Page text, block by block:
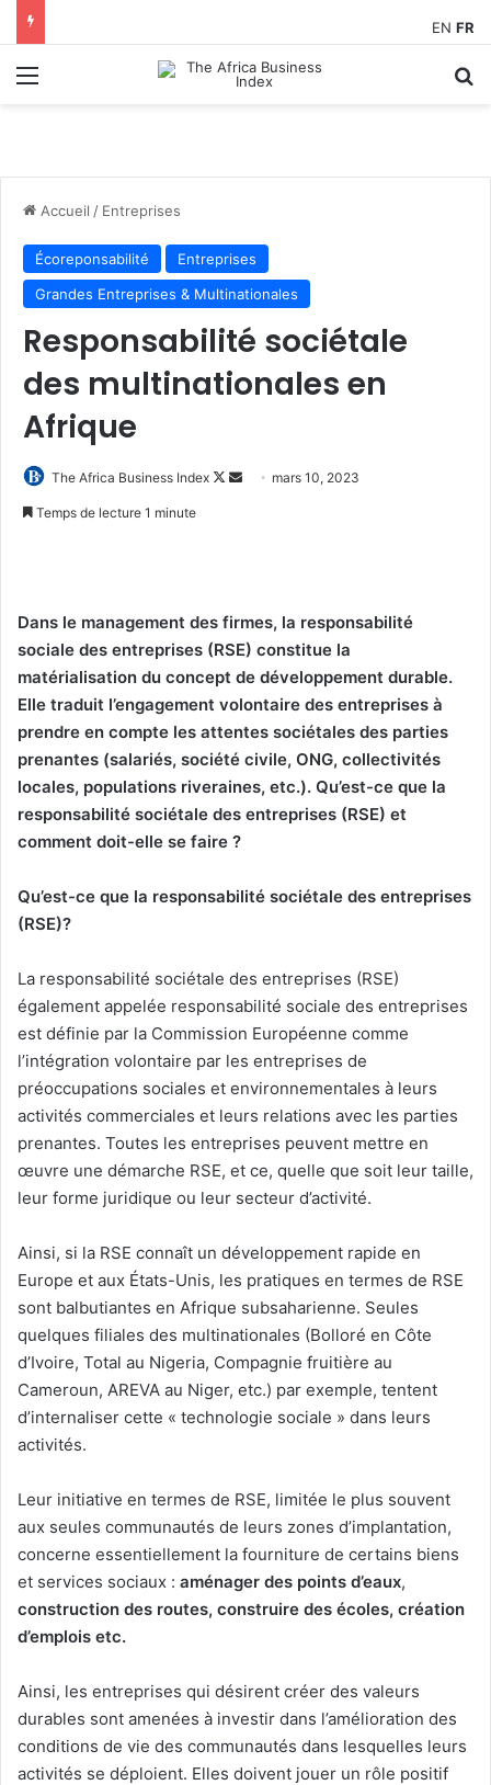
Menu
Accueil / Entreprises
Écoreponsabilité
Entreprises
Grandes Entreprises & Multinationales
Responsabilité sociétale
des multinationales en
Afrique
The Africa Business Index
Follow
Envoyermars 10, 2023
Temps de lecture 1 minute
Dans le management des firmes, la responsabilité
sociale des entreprises (RSE) constitue la
matérialisation du concept de développement durable.
Elle traduit l’engagement volontaire des entreprises à
prendre en compte les attentes sociétales des parties
prenantes (salariés, société civile, ONG, collectivités
locales, populations riveraines, etc.). Qu’est-ce que la
responsabilité sociétale des entreprises (RSE) et
comment doit-elle se faire ?
Qu’est-ce que la responsabilité sociétale des entreprises
(RSE)?
La responsabilité sociétale des entreprises (RSE)
également appelée responsabilité sociale des entreprises
est définie par la Commission Européenne comme
l’intégration volontaire par les entreprises de
préoccupations sociales et environnementales à leurs
activités commerciales et leurs relations avec les parties
prenantes. Toutes les entreprises peuvent mettre en
œuvre une démarche RSE, et ce, quelle que soit leur taille,
leur forme juridique ou leur secteur d’activité.
Ainsi, si la RSE connaît un développement rapide en
Europe et aux États-Unis, les pratiques en termes de RSE
sont balbutiantes en Afrique subsaharienne. Seules
quelques filiales des multinationales (Bolloré en Côte
d’Ivoire, Total au Nigeria, Compagnie fruitière au
Cameroun, AREVA au Niger, etc.) par exemple, tentent
d’internaliser cette « technologie sociale » dans leurs
activités.
Leur initiative en termes de RSE, limitée le plus souvent
aux seules communautés de leurs zones d’implantation,
concerne essentiellement la fourniture de certains biens
et services sociaux : aménager des points d’eaux,
construction des routes, construire des écoles, création
d’emplois etc.
Ainsi, les entreprises qui désirent créer des valeurs
durables sont amenées à investir dans l’amélioration des
conditions de vie des communautés dans lesquelles leurs
activités se déploient. Elles doivent jouer un rôle positif
EN FR